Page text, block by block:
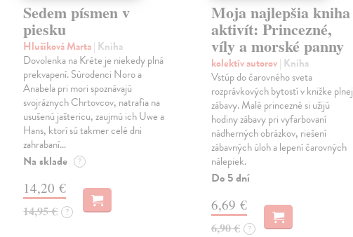
Sedem písmen v
piesku
Hlušíková Marta| Kniha
Dovolenka na Kréte je niekedy plná
prekvapení. Súrodenci Noro a
Anabela pri mori spoznávajú
svojráznych Chrtovcov, natrafia na
usušenú jaštericu, zaujmú ich Uwe a
Hans, ktorí sú takmer celé dni
zahrabaní…
Na sklade ?
14,20 €
14,95 € ?
Moja najlepšia kniha
aktivít: Princezné,
víly a morské panny
kolektív autorov| Kniha
Vstúp do čarovného sveta
rozprávkových bytostí v knižke plnej
zábavy. Malé princezné si užijú
hodiny zábavy pri vyfarbovaní
nádherných obrázkov, riešení
zábavných úloh a lepení čarovných
nálepiek.
Do 5 dní
6,69 €
6,90 € ?